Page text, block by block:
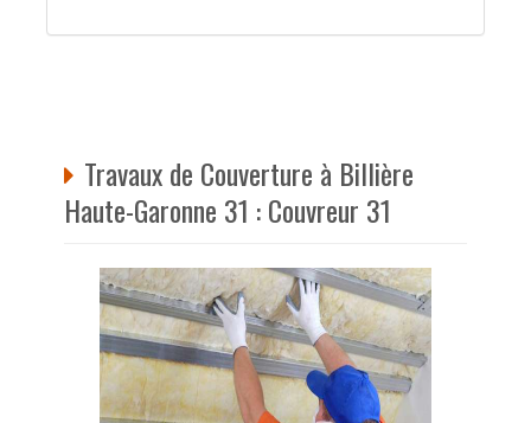
Travaux de Couverture à Billière
Haute-Garonne 31 : Couvreur 31